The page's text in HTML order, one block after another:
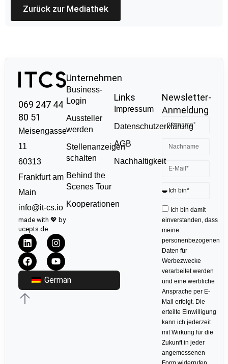
Zurück zur Mediathek
069 247 44
80 51
Meisengasse
11
60313
Frankfurt am
Main
info@it-cs.io
made with 💖 by
ucepts.de
German
Unternehmen
Business-
Login
Aussteller
werden
Stellenanzeigen
schalten
Behind the
Scenes Tour
Kooperationen
Links
Impressum
Datenschutzerklärung
AGB
Nachhaltigkeit
Newsletter-
Anmeldung
Ich bin damit
einverstanden, dass
meine
personenbezogenen
Daten für
Werbezwecke
verarbeitet werden
und eine werbliche
Ansprache per E-
Mail erfolgt. Die
erteilte Einwilligung
kann ich jederzeit
mit Wirkung für die
Zukunft in jeder
angemessenen